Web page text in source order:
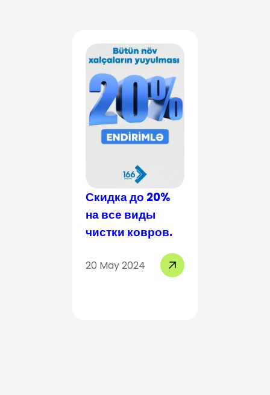
Скидка до 20%
на все виды
чистки ковров.
20 May 2024